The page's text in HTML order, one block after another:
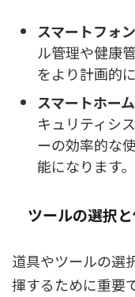
スマートフォン
ル管理や健康
をより計画的
スマートホー
キュリティシ
ーの効率的な
能になります。
ツールの選択
道具やツールの選
揮するために重要